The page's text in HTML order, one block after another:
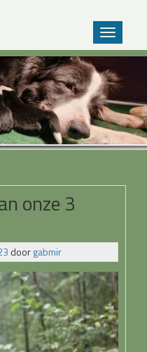
Wissel
navigatie
onze 3
doorgabmir